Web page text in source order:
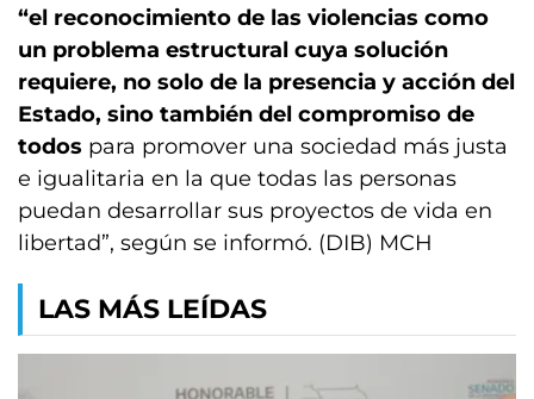
“el reconocimiento de las violencias como
un problema estructural cuya solución
requiere, no solo de la presencia y acción del
Estado, sino también del compromiso de
todos para promover una sociedad más justa
e igualitaria en la que todas las personas
puedan desarrollar sus proyectos de vida en
libertad”, según se informó. (DIB) MCH
LAS MÁS LEÍDAS